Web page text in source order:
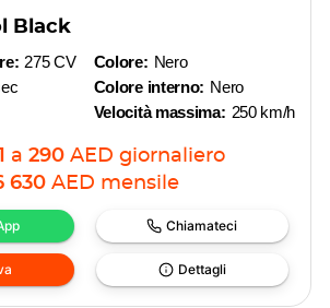
Black
275 CV
Colore: Nero
Colore interno: Nero
Velocità massima: 250 km/h
a 290 AED giornaliero
630 AED mensile
Chiamateci
Dettagli